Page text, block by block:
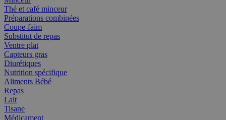
Thé et café minceur
Préparations combinées
Coupe-faim
Substitut de repas
Ventre plat
Capteurs gras
Diurétiques
Nutrition spécifique
Aliments Bébé
Repas
Lait
Tisane
Médicament